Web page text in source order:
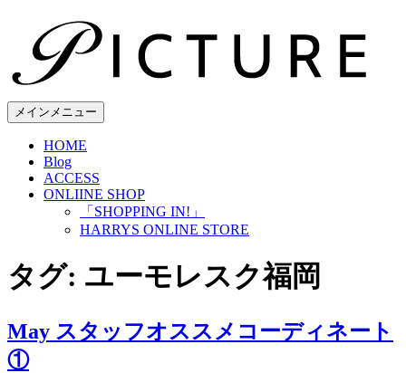
ン
へメインメニュー
HOME
Blog
ACCESS
ONLIINE SHOP
「SHOPPING IN!」
HARRYS ONLINE STORE
タグ: ユーモレスク福岡
May スタッフオススメコーディネート
①